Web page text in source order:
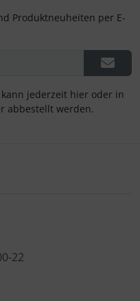
Produktneuheiten per E-
jederzeit hier oder in
abbestellt werden.
22